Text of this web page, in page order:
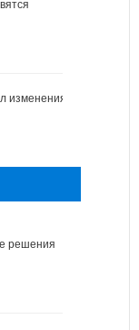
изменения
решения